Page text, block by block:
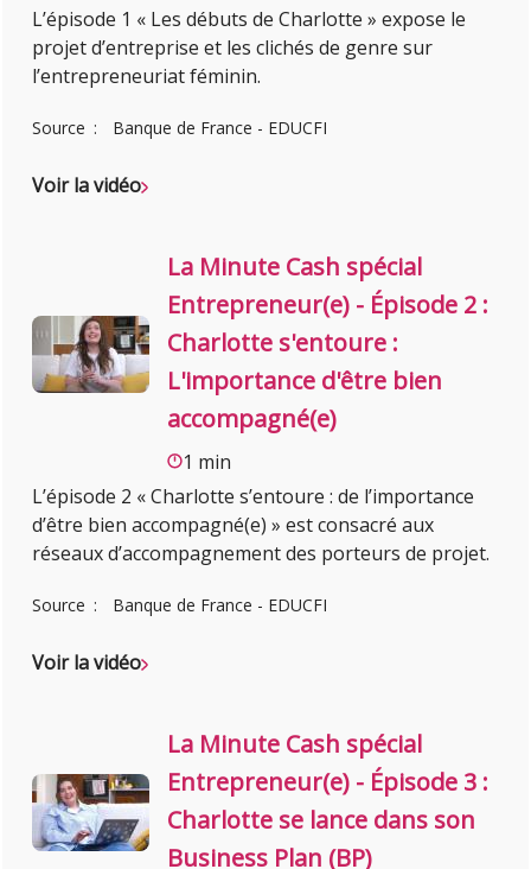
L’épisode 1 « Les débuts de Charlotte » expose le
projet d’entreprise et les clichés de genre sur
l’entrepreneuriat féminin.
Source Banque de France - EDUCFI
Voir la vidéo
La Minute Cash spécial
Entrepreneur(e) - Épisode 2 :
Charlotte s'entoure :
L'importance d'être bien
accompagné(e)
1 min
L’épisode 2 « Charlotte s’entoure : de l’importance
d’être bien accompagné(e) » est consacré aux
réseaux d’accompagnement des porteurs de projet.
Source Banque de France - EDUCFI
Voir la vidéo
La Minute Cash spécial
Entrepreneur(e) - Épisode 3 :
Charlotte se lance dans son
Business Plan (BP)